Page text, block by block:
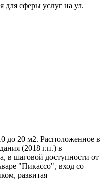
для сферы услуг на ул.
до 20 м2. Расположенное в
(2018 г.п.) в
в шаговой доступности от
"Пикассо", вход со
развитая